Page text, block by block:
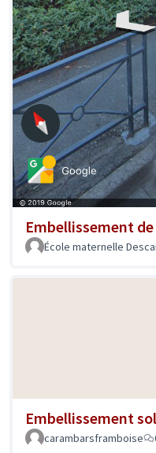
Embellissement
École maternelle
Embellissement
carambarsframboise